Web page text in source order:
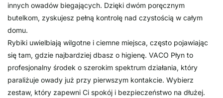
innych owadów biegających. Dzięki dwóm poręcznym
butelkom, zyskujesz pełną kontrolę nad czystością w całym
domu.
Rybiki uwielbiają wilgotne i ciemne miejsca, często pojawiając
się tam, gdzie najbardziej dbasz o higienę. VACO Płyn to
profesjonalny środek o szerokim spektrum działania, który
paraliżuje owady już przy pierwszym kontakcie. Wybierz
zestaw, który zapewni Ci spokój i bezpieczeństwo na dłużej.